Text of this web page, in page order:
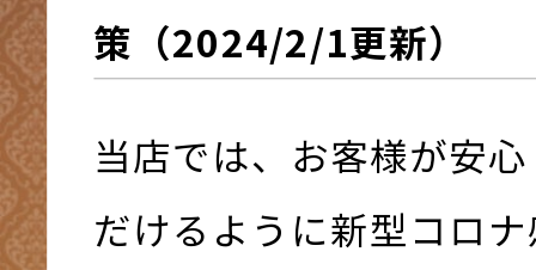
策（2024/2/1更新）
当店では、お客様が安
だけるように新型コロ